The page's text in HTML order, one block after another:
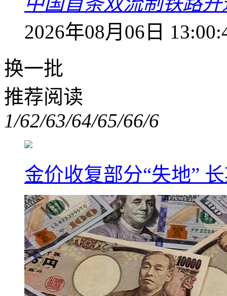
2026年08月06日
换一批
推荐阅读
1/62/63/64/65/66/6
金价收复部分“失地”